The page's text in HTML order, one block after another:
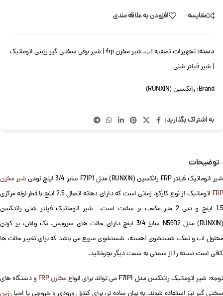
مقایسه افزودن به علاقه مندی
دسته: تجهیزات تصفیه آب,
شیر مخزن frp | شیر برقی سختی گیر رزینی اتوماتیک
| شیر فیلتر شنی
Brand: رانکسین (RUNXIN)
به اشتراک بگذارید:
توضیحات
شیر اتوماتیک فیلتر FRP رانکسین (RUNXIN) مدل F71P1 سایز 3/4 اینچ نوعی
شیر مخزن
FRP
اتوماتیک از نوع کارکرد زمانی است که دارای دهانه اتصال 2.5 اینچ با قطر لوله مرکزی
1.5 اینچ و دبی 2 متر مکعب بر ساعت است. شیر اتوماتیک فیلتر شنی رانتکسن
(RUNXIN) مدل N56D2 سایز 3/4 اینچ دارای حالت های سرویس، بک واش، پر کردن
محلول آب و نمک، شستشوی آهسته، شستشوی سریع می باشد که برای تغییر حالت ها
کافی است دسته را از سمتی به سمت دیگر بچرخانید.
توجه: شیر اتوماتیک رانتکسن مدل F71P1 می تواند برای انواع مخازن FRP
و دستگاه های
سختی گیر نیز استفاده شوند. به بیان ساده تر، برای کنترل ورودی و خروجی یا احیا رزین